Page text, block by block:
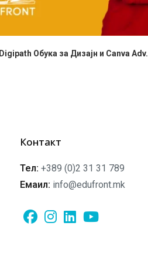
Digipath Обука за Дизајн и Canva Adv.
Контакт
Тел: +389 (0)2 31 31 789
Емаил: info@edufront.mk